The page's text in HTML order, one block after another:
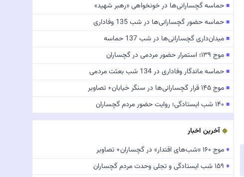
■ حماسه گچسارانی‌ها در خونخواهی «رهبر شهید»
■ حماسه حضور گچسارانی‌ها در شب 135 وفاداری
■ میدان‌داری گچسارانی‌ها در شب 137 حماسه
■ موج ۱۳۹؛ استمرار حضور مردمی در گچساران
■ حماسه ماندگار وفاداری در 134 شب بعثت مردمی
■ موج ۱۴۵ قرار گچسارانی‌ها در سنگر خیابان+ تصاویر
■ ۱۴۰ شب ایستادگی؛ روایت حضور مردم گچساران
آخرین اخبار
♦موج ۱۶۰ «شب‌های اقتدار» در گچساران+ تصاویر
♦ ۱۵۹ شب ایستادگی و تجلی وحدت مردم گچساران